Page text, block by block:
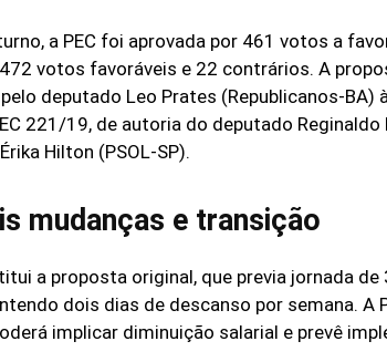
a PEC foi aprovada por 461 votos a
votos favoráveis e 22 contrários. A
deputado Leo Prates (Republicanos-
221/19, de autoria do deputado Reginaldo
Hilton (PSOL-SP).
mudanças e transição
a proposta original, que previa jornada
dois dias de descanso por semana. A
implicar diminuição salarial e prevê